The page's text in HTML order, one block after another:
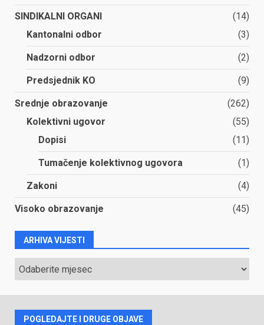
SINDIKALNI ORGANI
(14)
Kantonalni odbor
(3)
Nadzorni odbor (2)
Predsjednik KO (9)
Srednje obrazovanje
(262)
Kolektivni ugovor
(55)
Dopisi
(11)
Tumačenje kolektivnog ugovora (1)
Zakoni (4)
Visoko obrazovanje (45)
ARHIVA VIJESTI
ARHIVA
VIJESTI
POGLEDAJTE I DRUGE OBJAVE